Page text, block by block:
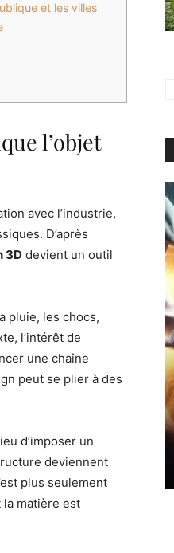
et les villes
l’objet
avec l’industrie,
D’après
3D devient un outil
pluie, les chocs,
l’intérêt de
une chaîne
peut se plier à des
d’imposer un
deviennent
plus seulement
matière est